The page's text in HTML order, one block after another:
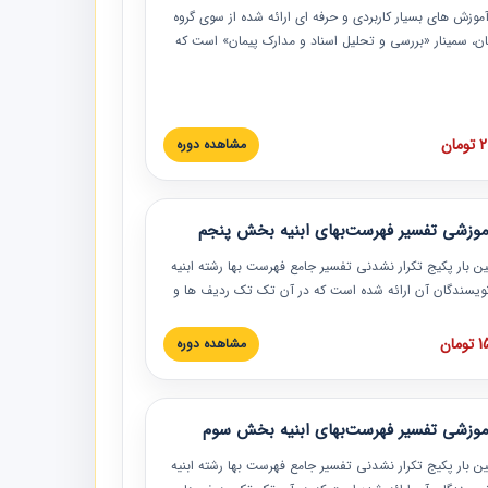
های بسیار کاربردی و حرفه‏ ای ارائه شده از سوی گروه
سمینار «بررسی و تحلیل اسناد و مدارک پیمان» است که
این خصوص ارائه شده است.
مشاهده دوره
تفسیر فهرست‌بهای ابنیه بخش پنجم
بار پکیج تکرار نشدنی تفسیر جامع فهرست بها رشته ابنیه
نویسندگان آن ارائه شده است که در آن تک تک ردیف ها و
و به همراه تصاویر عملیات اجرایی مرتبط با ردیف های
بها ارائه شده است. این دوره با کلام مهندس
مدیر پروژه مهندسی مشاور در امر بازنگری فهرست
حال فعالیت هستند حتما توصیه می کنیم از مطالب این
نمایند.
مشاهده دوره
تفسیر فهرست‌بهای ابنیه بخش سوم
بار پکیج تکرار نشدنی تفسیر جامع فهرست بها رشته ابنیه